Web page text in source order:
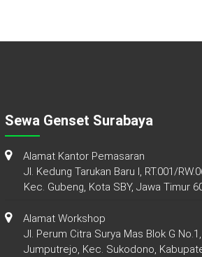
Sewa Genset Surabaya
Alamat Kantor Pemasaran
Jl. Kedung Tarukan Baru I, RT.001/
Kec. Gubeng, Kota SBY, Jawa Timur
Alamat Workshop
Jl. Perum Citra Surya Mas Blok G
Jumputrejo, Kec. Sukodono,